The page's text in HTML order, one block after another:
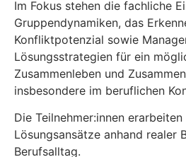
Im Fokus stehen die fachliche
Gruppendynamiken, das
Konfliktpotenzial sowie
Lösungsstrategien für ein
Zusammenleben und
insbesondere im beruflichen
Die Teilnehmer:innen erarbeiten
Lösungsansätze anhand realer
Berufsalltag.